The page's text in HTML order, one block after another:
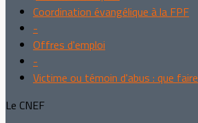
Coordination évangélique à la FPF
-
Offres d'emploi
-
Victime ou témoin d'abus : que
Le CNEF